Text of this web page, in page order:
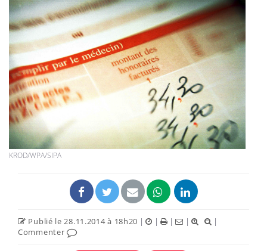
KROD/WPA/SIPA
Publié le 28.11.2014 à 18h20 | | | |
|
Commenter